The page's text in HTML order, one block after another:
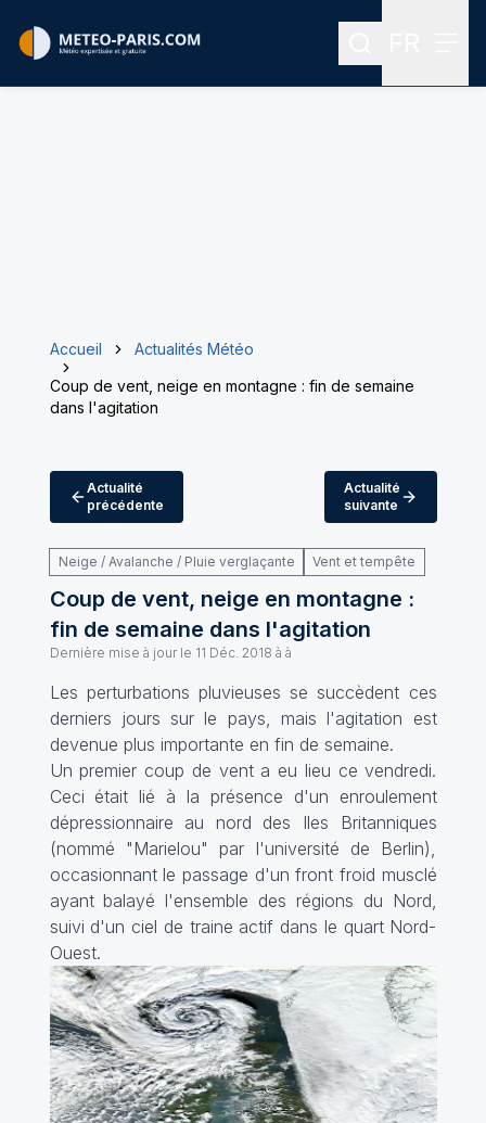
Rechercher
Accueil
Actualités Météo
Coup de vent, neige en montagne : fin de semaine
dans l'agitation
Actualité
précédente
Actualité
suivante
Neige / Avalanche / Pluie verglaçante Vent et tempête
Coup de vent, neige en montagne :
fin de semaine dans l'agitation
Dernière mise à jour le 11 Déc. 2018 à à
Les perturbations pluvieuses se succèdent ces
derniers jours sur le pays, mais l'agitation est
devenue plus importante en fin de semaine.
Un premier coup de vent a eu lieu ce vendredi.
Ceci était lié à la présence d'un enroulement
dépressionnaire au nord des Iles Britanniques
(nommé "Marielou" par l'université de Berlin),
occasionnant le passage d'un front froid musclé
ayant balayé l'ensemble des régions du Nord,
suivi d'un ciel de traine actif dans le quart Nord-
Ouest.